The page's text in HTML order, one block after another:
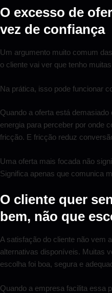
O excesso de
vez de confiança
Um argumento muito comum
o cliente vai ver que tenho
Na prática, isso pode funcionar
Quando a oferta está
energia para perceber por onde
fricção. E fricção reduz
Uma oferta mais focada não
Significa apenas que comunica
O cliente quer
bem, não que
A satisfação do cliente não vem
alternativas disponíveis. Muitas
escolha foi boa, segura e
Quando a empresa facilita essa